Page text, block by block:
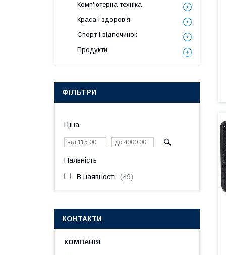
Комп'ютерна техніка
Краса і здоров'я
Спорт і відпочинок
Продукти
ФІЛЬТРИ
Ціна
Наявність
В наявності 49
КОНТАКТИ